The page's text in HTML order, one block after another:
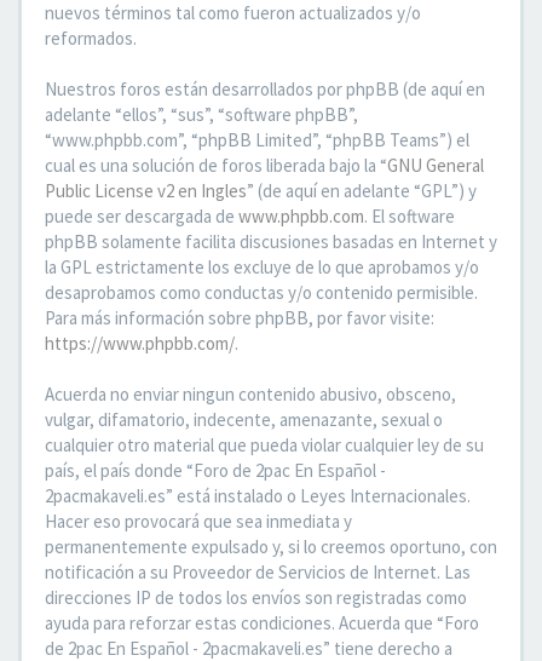
nuevos términos tal como fueron actualizados y/o
reformados.
Nuestros foros están desarrollados por phpBB (de aquí en
adelante “ellos”, “sus”, “software phpBB”,
“www.phpbb.com”, “phpBB Limited”, “phpBB Teams”) el
cual es una solución de foros liberada bajo la “GNU General
Public License v2 en Ingles” (de aquí en adelante “GPL”) y
puede ser descargada de www.phpbb.com. El software
phpBB solamente facilita discusiones basadas en Internet y
la GPL estrictamente los excluye de lo que aprobamos y/o
desaprobamos como conductas y/o contenido permisible.
Para más información sobre phpBB, por favor visite:
https://www.phpbb.com/.
Acuerda no enviar ningun contenido abusivo, obsceno,
vulgar, difamatorio, indecente, amenazante, sexual o
cualquier otro material que pueda violar cualquier ley de su
país, el país donde “Foro de 2pac En Español -
2pacmakaveli.es” está instalado o Leyes Internacionales.
Hacer eso provocará que sea inmediata y
permanentemente expulsado y, si lo creemos oportuno, con
notificación a su Proveedor de Servicios de Internet. Las
direcciones IP de todos los envíos son registradas como
ayuda para reforzar estas condiciones. Acuerda que “Foro
de 2pac En Español - 2pacmakaveli.es” tiene derecho a